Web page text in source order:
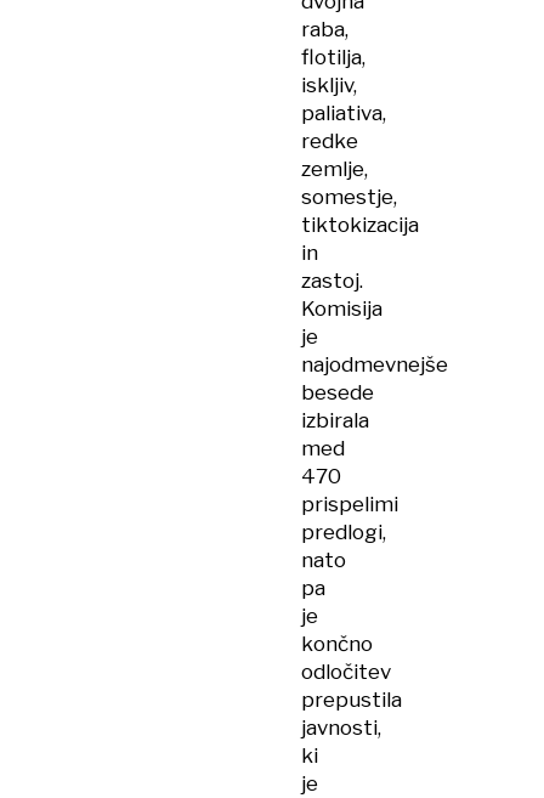
raba,
flotilja,
iskljiv,
paliativa,
redke
zemlje,
somestje,
tiktokizacija
in
zastoj.
Komisija
je
najodmevnejše
besede
izbirala
med
470
prispelimi
predlogi,
nato
pa
je
končno
odločitev
prepustila
javnosti,
ki
je